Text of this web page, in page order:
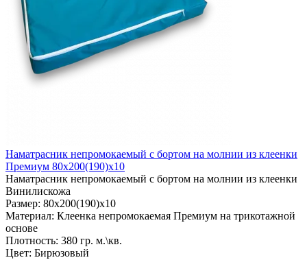
Наматрасник непромокаемый с бортом на молнии из клеенки
Премиум 80х200(190)х10
Наматрасник непромокаемый с бортом на молнии из клеенки
Винилискожа
Размер: 80х200(190)х10
Материал: Клеенка непромокаемая Премиум на трикотажной
основе
Плотность: 380 гр. м.\кв.
Цвет: Бирюзовый